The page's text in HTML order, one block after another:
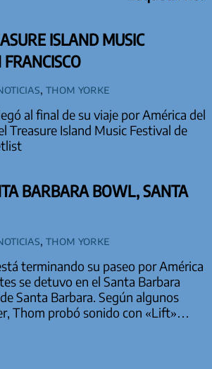
ISLAND MUSIC
, Thom Yorke
al final de su viaje por América del
Treasure Island Music Festival de
BARBARA BOWL, SANTA
, Thom Yorke
terminando su paseo por América
se detuvo en el Santa Barbara
Santa Barbara. Según algunos
Thom probó sonido con «Lift»…